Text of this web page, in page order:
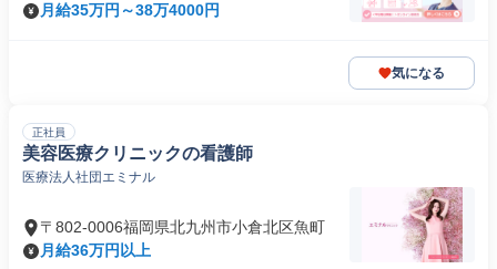
月給35万円～38万4000円
気になる
正社員
美容医療クリニックの看護師
医療法人社団エミナル
〒802-0006福岡県北九州市小倉北区魚町
月給36万円以上